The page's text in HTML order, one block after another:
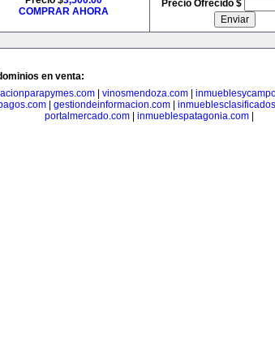
COMPRAR AHORA
Precio Ofrecido $
en venta:
| vinosmendoza.com|
| gestiondeinformacion.com|
portalmercado.com
inmueblespatagonia.com